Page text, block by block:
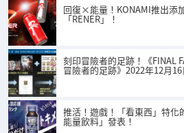
回復×能量！KONAMI推出添
「RENER」！
刻印冒險者的足跡！《FINAL
冒險者的足跡》2022年12月16
推活！遊戲！「看東西」特化
能量飲料」發表！